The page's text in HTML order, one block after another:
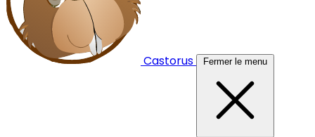
Castorus Fermer le menu